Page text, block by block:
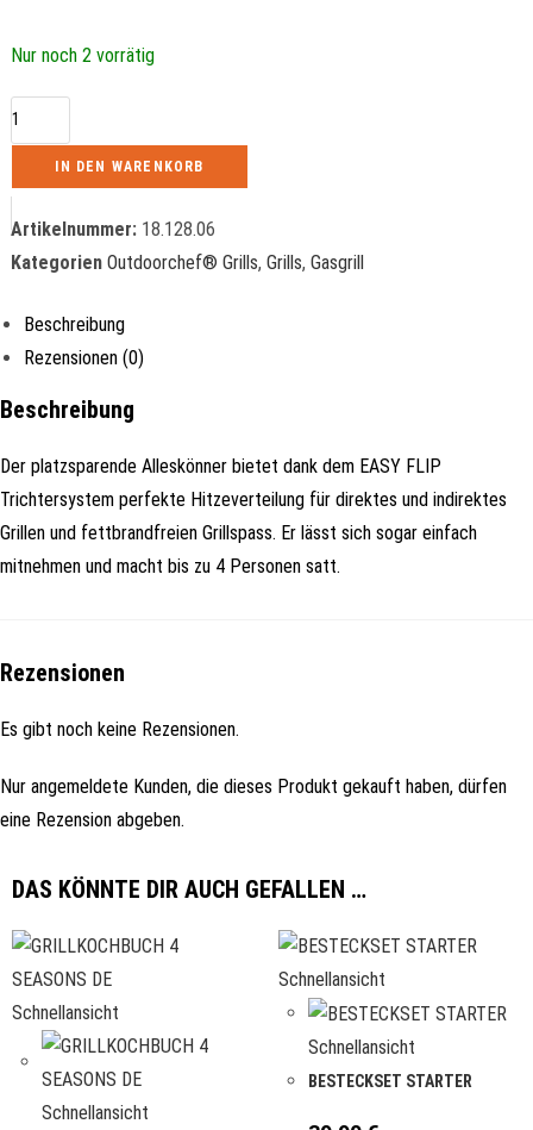
Nur noch 2 vorrätig
IN DEN WARENKORB
Artikelnummer: 18.128.06
Kategorien Outdoorchef® Grills, Grills, Gasgrill
Beschreibung
Rezensionen (0)
Beschreibung
Der platzsparende Alleskönner bietet dank dem EASY FLIP
Trichtersystem perfekte Hitzeverteilung für direktes und indirektes
Grillen und fettbrandfreien Grillspass. Er lässt sich sogar einfach
mitnehmen und macht bis zu 4 Personen satt.
Rezensionen
Es gibt noch keine Rezensionen.
Nur angemeldete Kunden, die dieses Produkt gekauft haben, dürfen
eine Rezension abgeben.
DAS KÖNNTE DIR AUCH GEFALLEN …
Schnellansicht
Schnellansicht
Schnellansicht
Schnellansicht
BESTECKSET STARTER